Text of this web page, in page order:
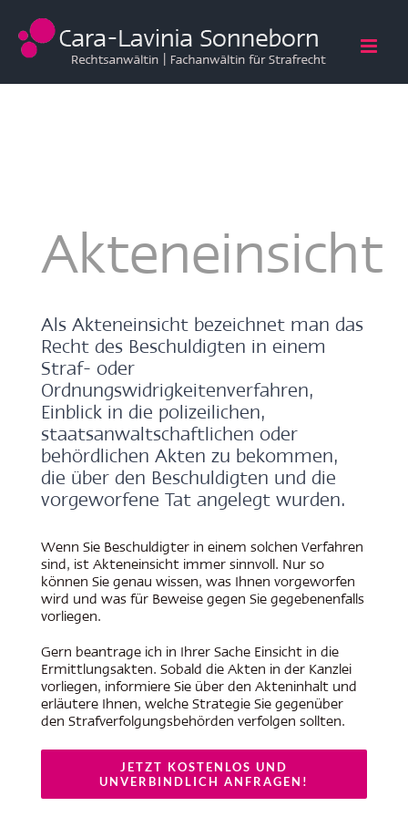
Inhalt
springen
Akteneinsicht
Als Akteneinsicht bezeichnet man das
Recht des Beschuldigten in einem
Straf- oder
Ordnungswidrigkeitenverfahren,
Einblick in die polizeilichen,
staatsanwaltschaftlichen oder
behördlichen Akten zu bekommen,
die über den Beschuldigten und die
vorgeworfene Tat angelegt wurden.
Wenn Sie Beschuldigter in einem solchen Verfahren
sind, ist Akteneinsicht immer sinnvoll. Nur so
können Sie genau wissen, was Ihnen vorgeworfen
wird und was für Beweise gegen Sie gegebenenfalls
vorliegen.
Gern beantrage ich in Ihrer Sache Einsicht in die
Ermittlungsakten. Sobald die Akten in der Kanzlei
vorliegen, informiere Sie über den Akteninhalt und
erläutere Ihnen, welche Strategie Sie gegenüber
den Strafverfolgungsbehörden verfolgen sollten.
JETZT KOSTENLOS UND
UNVERBINDLICH ANFRAGEN!